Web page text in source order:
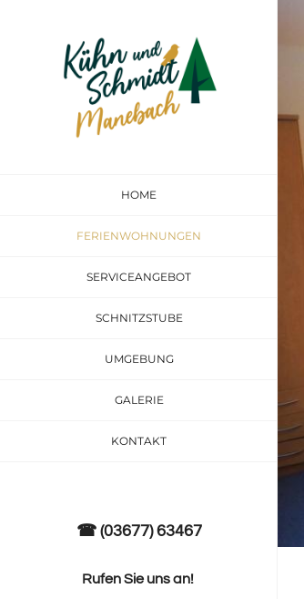
HOME
FERIENWOHNUNGEN
SERVICEANGEBOT
SCHNITZSTUBE
UMGEBUNG
GALERIE
KONTAKT
☎ (03677) 63467
Rufen Sie uns an!